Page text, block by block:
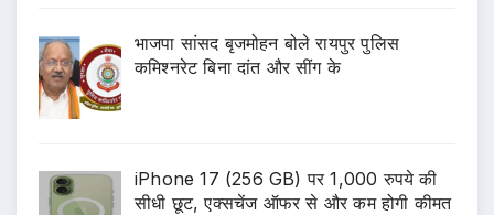
भाजपा सांसद बृजमोहन बोले रायपुर पुलिस
कमिश्नरेट बिना दांत और सींग के
iPhone 17 (256 GB) पर 1,000 रुपये की
सीधी छूट, एक्सचेंज ऑफर से और कम होगी कीमत